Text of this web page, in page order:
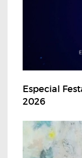
Especial
2026